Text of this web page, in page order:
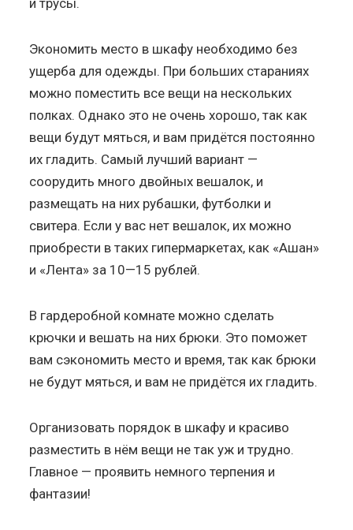
Экономить место в шкафу необходимо без
ущерба для одежды. При больших стараниях
можно поместить все вещи на нескольких
полках. Однако это не очень хорошо, так как
вещи будут мяться, и вам придётся постоянно
их гладить. Самый лучший вариант —
соорудить много двойных вешалок, и
размещать на них рубашки, футболки и
свитера. Если у вас нет вешалок, их можно
приобрести в таких гипермаркетах, как «Ашан»
и «Лента» за 10—15 рублей.
В гардеробной комнате можно сделать
крючки и вешать на них брюки. Это поможет
вам сэкономить место и время, так как брюки
не будут мяться, и вам не придётся их гладить.
Организовать порядок в шкафу и красиво
разместить в нём вещи не так уж и трудно.
Главное — проявить немного терпения и
фантазии!